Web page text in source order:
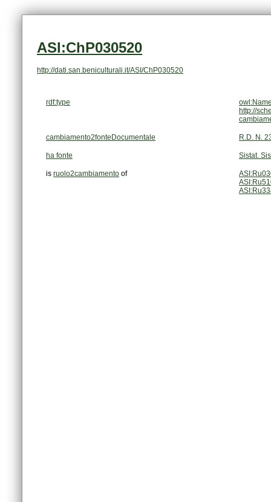
ASI:ChP030520
http://dati.san.beniculturali.it/ASI/ChP030520
rdf:type
http://
cambiamento2fonteDocumentale R.D. N.
ha fonte Sistat.
is ruolo2cambiamento of